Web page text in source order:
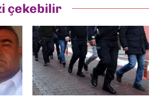
editörlük yapıyorum
çekebilir